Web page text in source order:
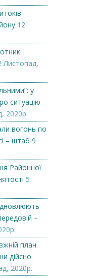
12
Листопад,
у
ситуацію
2020р.
вогонь по
– штаб 9
Районної
5
–
план
дійсно
2020р.